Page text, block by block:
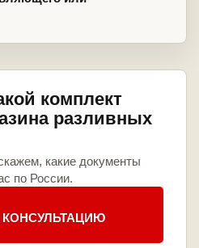
комплект
разливных
какие документы
по России.